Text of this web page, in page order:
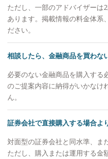
努力を結集していきます
金利は約束なので、着
き、REITへの投資に関
積されていきます。投資
券・REITに分散投資し
る平均化が行われなが
がるにつれて、弊害と
レて短期的に上下かけ離
の世界が継続的に起こ
ただし、一部のアドバイザーは
あります。掲載情報の料金体系
ださい。
相談したら、金融商品を買わな
必要のない金融商品を購入する
のご提案内容に納得がいかなけ
ん。
証券会社で直接購入する場合よ
対面型の証券会社と同水準、ま
ただし、購入または運用する金